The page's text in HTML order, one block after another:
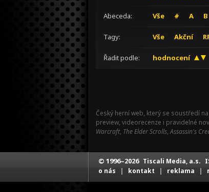
Abeceda: Vše # A B
Tagy: Vše Akční
Řadit podle: hodnocení
Český herní web, který se soustředí na
preview, videorecenze i pravidelné
Warcraft, The Elder Scrolls,Assassin's
© 1996–2026 Tiscali Media, a.s.
o nás | kontakt | reklama |